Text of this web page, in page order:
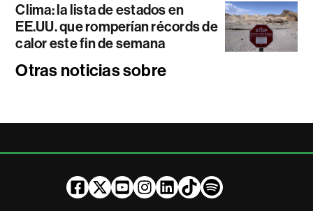
Clima: la lista de estados en
EE.UU. que romperían récords de
calor este fin de semana
Otras noticias sobre